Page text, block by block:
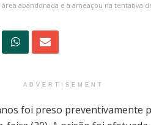
abandonada e a ameaçou na tentativa
ADVERTISEMENT
foi preso preventivamente